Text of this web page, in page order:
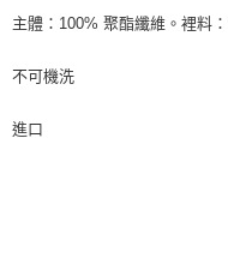
主體：100% 聚酯纖維。裡料
不可機洗
進口